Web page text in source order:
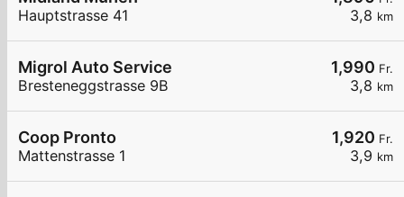
3,8 km
Hauptstrasse 41
1,990 Fr.
3,8 km
Migrol Auto Service
Bresteneggstrasse 9B
1,920 Fr.
3,9 km
Coop Pronto
Mattenstrasse 1